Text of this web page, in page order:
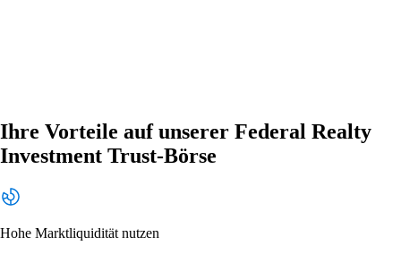
Ihre Vorteile auf unserer Federal Realty
Investment Trust-Börse
Hohe Marktliquidität nutzen